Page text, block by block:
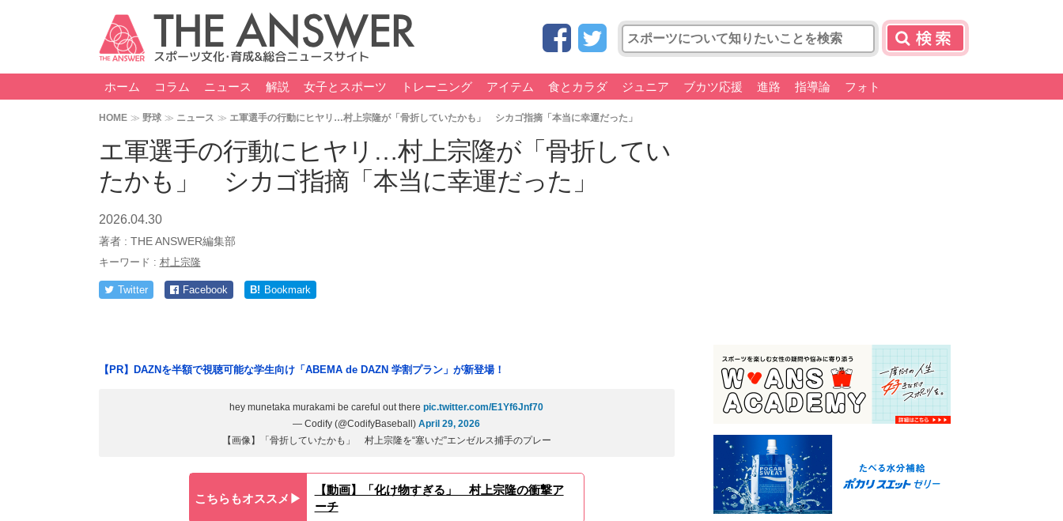
ホーム コラム ニュース 解説 女子とスポーツ トレーニング アイテム 食とカラダ ジュニア ブカツ応援 進路 指導論 フォト
HOME 野球 ニュース エ軍選手の行動にヒヤリ…村上宗隆が「骨折していたかも」 シカゴ指摘「本当に幸運だった」
エ軍選手の行動にヒヤリ…村上宗隆が「骨折してい
たかも」 シカゴ指摘「本当に幸運だった」
2026.04.30
著者 : THE ANSWER編集部
キーワード : 村上宗隆
Twitter Facebook B! Bookmark
【PR】DAZNを半額で視聴可能な学生向け「ABEMA de DAZN 学割プラン」が新登場！
hey munetaka murakami be careful out there pic.twitter.com/E1Yf6Jnf70
— Codify (@CodifyBaseball) April 29, 2026
【画像】「骨折していたかも」 村上宗隆を“塞いだ”エンゼルス捕手のプレー
こちらもオススメ▶︎
【動画】「化け物すぎる」 村上宗隆の衝撃ア
ーチ